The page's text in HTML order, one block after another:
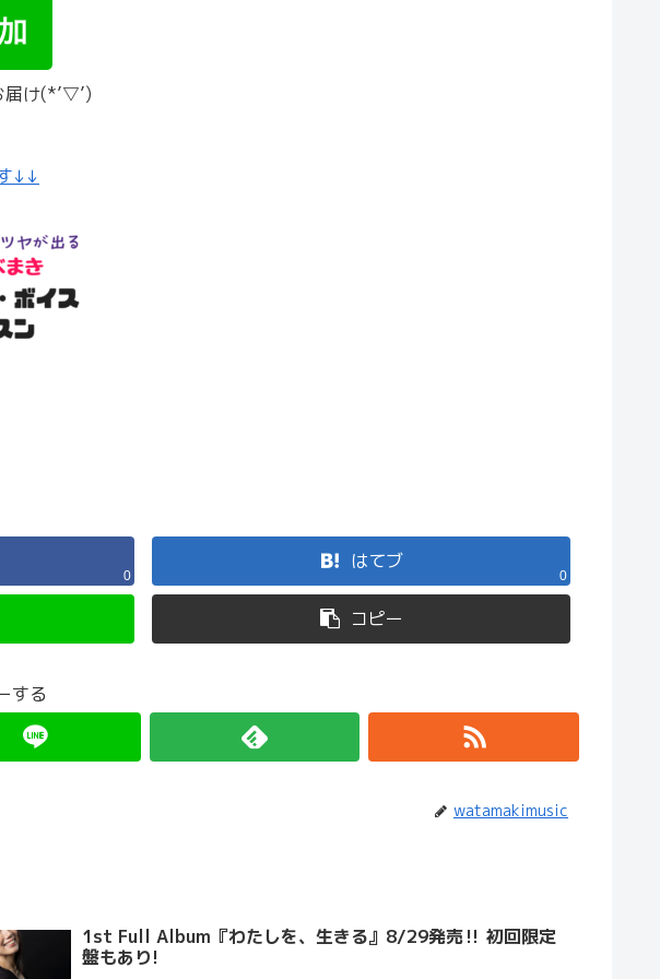
届け(*’▽’)
↓↓
0
はてブ
0
コピー
する
watamakimusic
1st Full Album『わたしを、生きる』8/29発売‼ 初回限定
盤もあり!